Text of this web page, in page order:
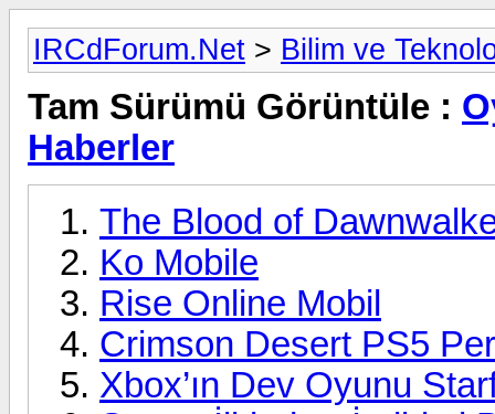
IRCdForum.Net > Bilim ve
Tam Sürümü Görüntüle :
Haberler
The Blood of
Ko Mobile
Rise Online Mobil
Crimson Desert PS5
Xbox’ın Dev Oyunu